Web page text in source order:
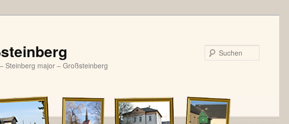
Steinberg major – Großsteinberg